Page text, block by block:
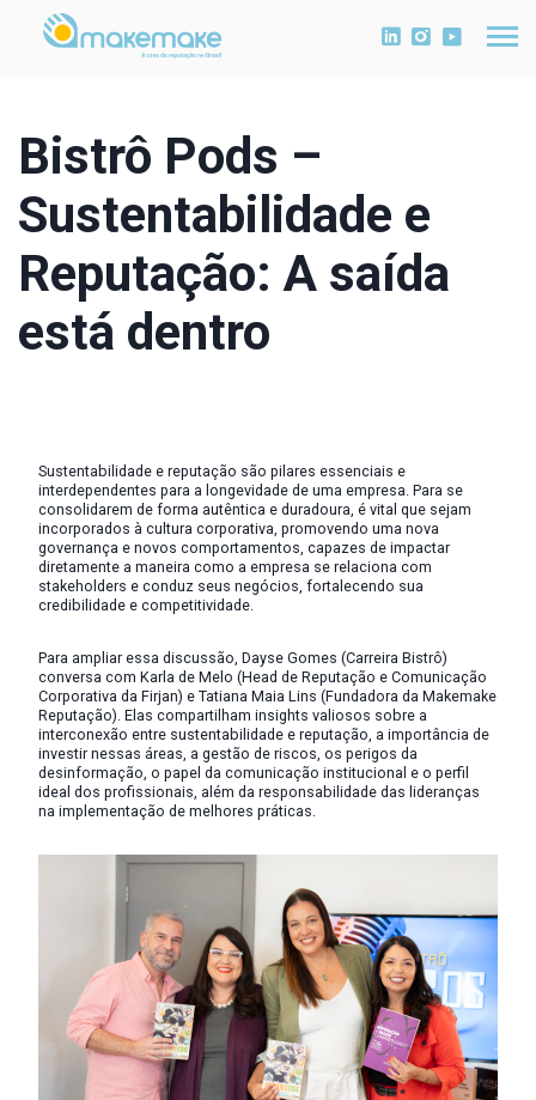
Bistrô Pods –
Sustentabilidade e
Reputação: A saída
está dentro
Sustentabilidade e reputação são pilares essenciais e
interdependentes para a longevidade de uma empresa. Para se
consolidarem de forma autêntica e duradoura, é vital que sejam
incorporados à cultura corporativa, promovendo uma nova
governança e novos comportamentos, capazes de impactar
diretamente a maneira como a empresa se relaciona com
stakeholders e conduz seus negócios, fortalecendo sua
credibilidade e competitividade.
Para ampliar essa discussão, Dayse Gomes (Carreira Bistrô)
conversa com Karla de Melo (Head de Reputação e Comunicação
Corporativa da Firjan) e Tatiana Maia Lins (Fundadora da Makemake
Reputação). Elas compartilham insights valiosos sobre a
interconexão entre sustentabilidade e reputação, a importância de
investir nessas áreas, a gestão de riscos, os perigos da
desinformação, o papel da comunicação institucional e o perfil
ideal dos profissionais, além da responsabilidade das lideranças
na implementação de melhores práticas.